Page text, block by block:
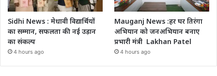
Sidhi News : मेधावी विद्यार्थियों
का सम्मान, सफलता की नई उड़ान
का संकल्प
4 hours ago
Mauganj News :हर घर तिरंगा
अभियान को जनअभियान बनाए
प्रभारी मंत्री Lakhan Patel
4 hours ago